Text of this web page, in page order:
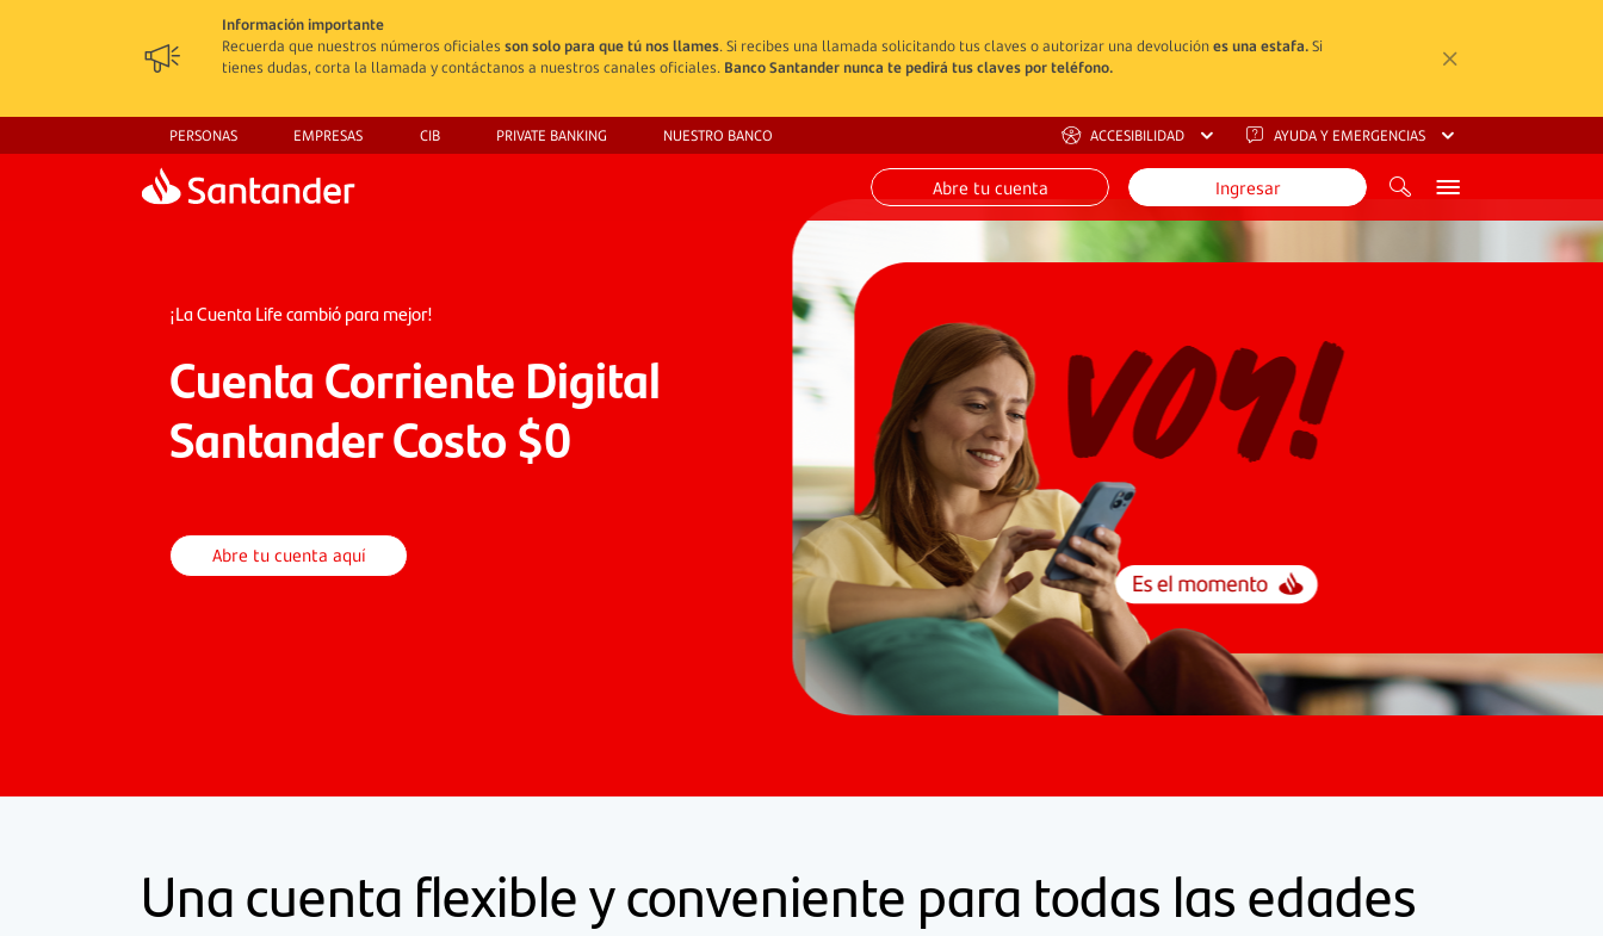
Información importante
Recuerda que nuestros números oficiales son solo para que tú nos llames. Si recibes una llamada solicitando tus claves o autorizar una devoluciónes una estafa.Si
tienes dudas, corta la llamada y contáctanos a nuestros canales oficiales. Banco Santander nunca te pedirá tus claves por teléfono.
PERSONAS EMPRESAS CIB PRIVATE BANKING NUESTRO BANCO ACCESIBILIDAD AYUDA Y EMERGENCIAS
Abre tu cuenta Ingresar
¡La Cuenta Life cambió para mejor!
Cuenta Corriente Digital
Santander Costo $0
Abre tu cuenta aquí
Una cuenta flexible y conveniente para todas las edades